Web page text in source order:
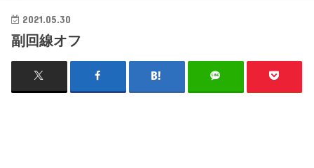
2021.05.30
副回線オフ